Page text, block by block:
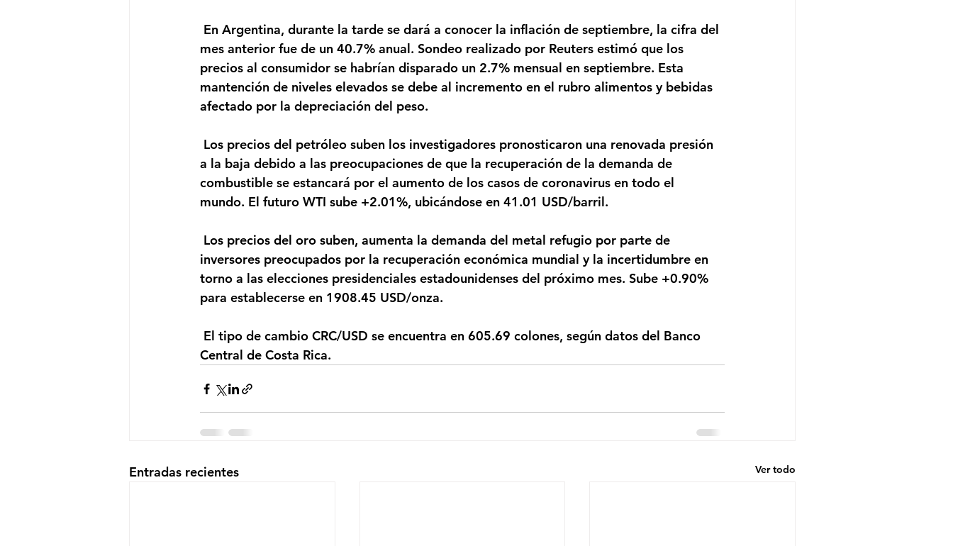
mes anterior fue de un 40.7% anual. Sondeo realizado por Reuters estimó que los
precios al consumidor se habrían disparado un 2.7% mensual en septiembre. Esta
mantención de niveles elevados se debe al incremento en el rubro alimentos y bebidas
afectado por la depreciación del peso.
a la baja debido a las preocupaciones de que la recuperación de la demanda de
combustible se estancará por el aumento de los casos de coronavirus en todo el
mundo. El futuro WTI sube +2.01%, ubicándose en 41.01 USD/barril.
inversores preocupados por la recuperación económica mundial y la incertidumbre en
torno a las elecciones presidenciales estadounidenses del próximo mes. Sube +0.90%
para establecerse en 1908.45 USD/onza.
Central de Costa Rica.
Entradas recientes Ver todo